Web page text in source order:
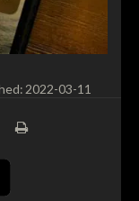
2022-03-11